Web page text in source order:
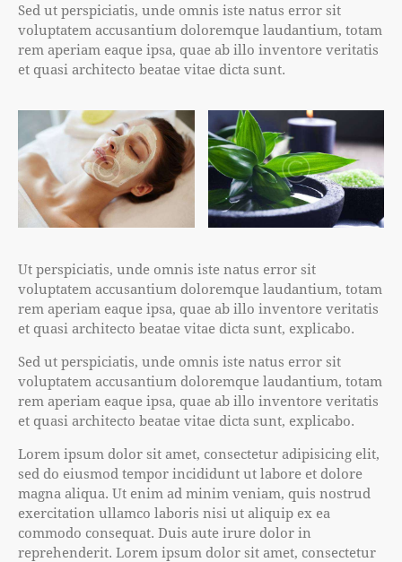
Sed ut perspiciatis, unde omnis iste natus error sit
voluptatem accusantium doloremque laudantium, totam
rem aperiam eaque ipsa, quae ab illo inventore veritatis
et quasi architecto beatae vitae dicta sunt.
Ut perspiciatis, unde omnis iste natus error sit
voluptatem accusantium doloremque laudantium, totam
rem aperiam eaque ipsa, quae ab illo inventore veritatis
et quasi architecto beatae vitae dicta sunt, explicabo.
Sed ut perspiciatis, unde omnis iste natus error sit
voluptatem accusantium doloremque laudantium, totam
rem aperiam eaque ipsa, quae ab illo inventore veritatis
et quasi architecto beatae vitae dicta sunt, explicabo.
Lorem ipsum dolor sit amet, consectetur adipisicing elit,
sed do eiusmod tempor incididunt ut labore et dolore
magna aliqua. Ut enim ad minim veniam, quis nostrud
exercitation ullamco laboris nisi ut aliquip ex ea
commodo consequat. Duis aute irure dolor in
reprehenderit. Lorem ipsum dolor sit amet, consectetur